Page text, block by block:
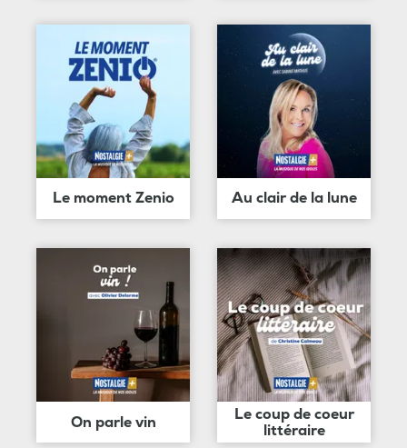
Le moment Zenio Au clair de la lune
On parle vin
Le coup de coeur
littéraire